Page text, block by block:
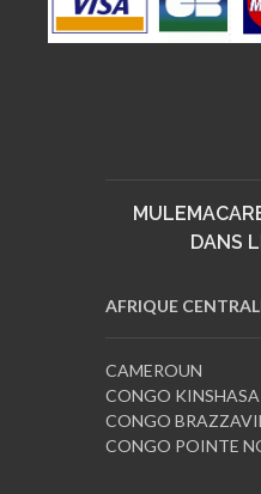
DANS
AFRIQUE
CAMEROUN
CONGO KINSHASA
CONGO
CONGO POINTE